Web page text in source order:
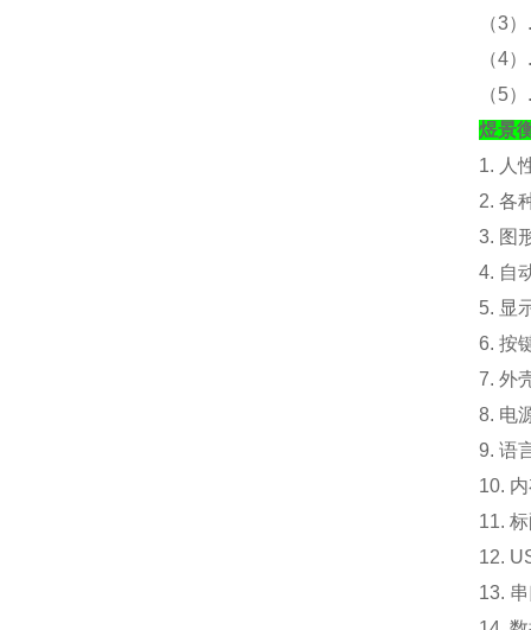
（3）
（4）
（5
煜景
1. 人
2. 各
3. 图
4. 自
5. 显
6. 按
7. 外
8. 电
9. 语
10.
11.
12.
13.